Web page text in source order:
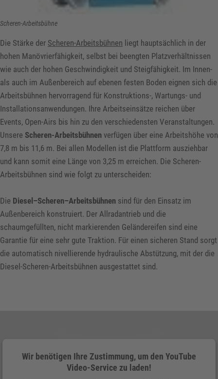
Scheren-Arbeitsbühne
Die Stärke der Scheren-Arbeitsbühnen liegt hauptsächlich in der
hohen Manövrierfähigkeit, selbst bei beengten Platzverhältnissen
wie auch der hohen Geschwindigkeit und Steigfähigkeit. Im Innen-
als auch im Außenbereich auf ebenen festen Boden eignen sich die
Arbeitsbühnen hervorragend für Konstruktions-, Wartungs- und
Installationsanwendungen. Ihre Arbeitseinsätze reichen über
Events, Open-Airs bis hin zu den verschiedensten Veranstaltungen.
Unsere Scheren-Arbeitsbühnen verfügen über eine Arbeitshöhe von
7,8 m bis 11,6 m. Bei allen Modellen ist die Plattform ausziehbar
und kann somit eine Länge von 3,25 m erreichen. Die Scheren-
Arbeitsbühnen sind wie folgt zu unterscheiden:
Die Diesel–Scheren–Arbeitsbühnen sind für den Einsatz im
Außenbereich konstruiert. Der Allradantrieb und die
schaumgefüllten, nicht markierenden Geländereifen sind eine
Garantie für eine sehr gute Traktion. Für einen sicheren Stand sorgt
die automatisch nivellierende hydraulische Abstützung, mit der die
Diesel-Scheren-Arbeitsbühnen ausgestattet sind.
Wir benötigen Ihre Zustimmung, um den YouTube
Video-Service zu laden!